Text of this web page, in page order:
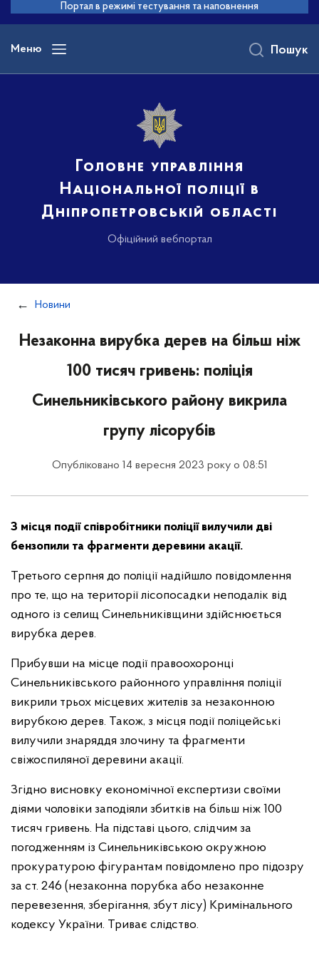
основного
вмісту
Портал в режимі тестування та наповнення
Меню
Головне управління
Національної поліції в
Дніпропетровській області
Офіційний вебпортал
Пошук
Новини
Незаконна вирубка дерев на більш ніж
100 тисяч гривень: поліція
Синельниківського району викрила
групу лісорубів
Опубліковано 14 вересня 2023 року о 08:51
З місця події співробітники поліції вилучили дві
бензопили та фрагменти деревини акації.
Третього серпня до поліції надійшло повідомлення
про те, що на території лісопосадки неподалік від
одного із селищ Синельниківщини здійснюється
вирубка дерев.
Прибувши на місце події правоохоронці
Синельниківського районного управління поліції
викрили трьох місцевих жителів за незаконною
вирубкою дерев. Також, з місця події поліцейські
вилучили знаряддя злочину та фрагменти
свіжоспиляної деревини акації.
Згідно висновку економічної експертизи своїми
діями чоловіки заподіяли збитків на більш ніж 100
тисяч гривень. На підставі цього, слідчим за
погодженням із Синельниківською окружною
прокуратурою фігурантам повідомлено про підозру
за ст. 246 (незаконна порубка або незаконне
перевезення, зберігання, збут лісу) Кримінального
кодексу України. Триває слідство.